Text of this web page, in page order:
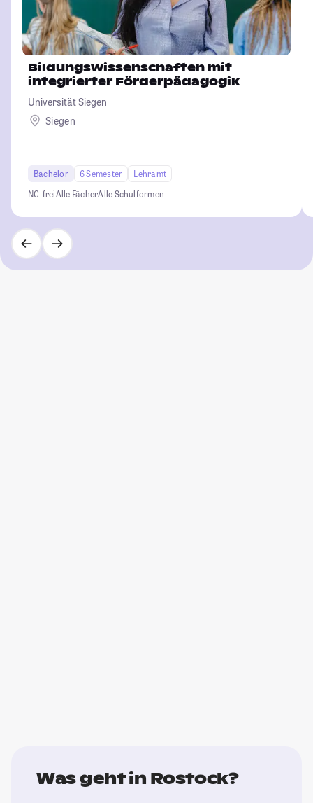
Bildungswissenschaften mit
integrierter Förderpädagogik
Universität Siegen
Siegen
Bachelor 6 Semester
Lehramt
NC-freiAlle FächerAlle Schulformen
Was geht in Rostock?